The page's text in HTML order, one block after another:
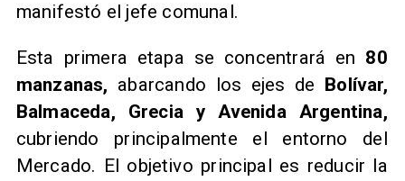
manifestó el jefe comunal.
Esta primera etapa se concentrará en 80
manzanas, abarcando los ejes de Bolívar,
Balmaceda, Grecia y Avenida Argentina,
cubriendo principalmente el entorno del
Mercado. El objetivo principal es reducir la